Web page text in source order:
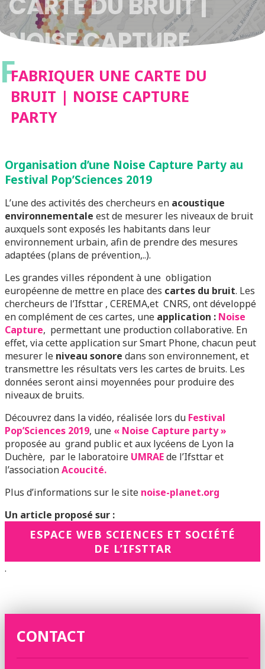
NOISE CAPTURE
PARTY
FFABRIQUER UNE CARTE DU
BRUIT | NOISE CAPTURE
PARTY
Organisation d’une Noise Capture Party au
Festival Pop’Sciences 2019
L’une des activités des chercheurs en acoustique
environnementale est de mesurer les niveaux de bruit
auxquels sont exposés les habitants dans leur
environnement urbain, afin de prendre des mesures
adaptées (plans de prévention,..).
Les grandes villes répondent à une obligation
européenne de mettre en place des cartes du bruit. Les
chercheurs de l’Ifsttar , CEREMA,et CNRS, ont développé
en complément de ces cartes, une application : Noise
Capture, permettant une production collaborative. En
effet, via cette application sur Smart Phone, chacun peut
mesurer le niveau sonore dans son environnement, et
transmettre les résultats vers les cartes de bruits. Les
données seront ainsi moyennées pour produire des
niveaux de bruits.
Découvrez dans la vidéo, réalisée lors du Festival
Pop’Sciences 2019, une « Noise Capture party »
proposée au grand public et aux lycéens de Lyon la
Duchère, par le laboratoire UMRAEde l’Ifsttar et
l’associationAcoucité.
Plus d’informations sur le site noise-planet.org
Un article proposé sur :
ESPACE WEB SCIENCES ET SOCIÉTÉ
DE L’IFSTTAR
.
CONTACT